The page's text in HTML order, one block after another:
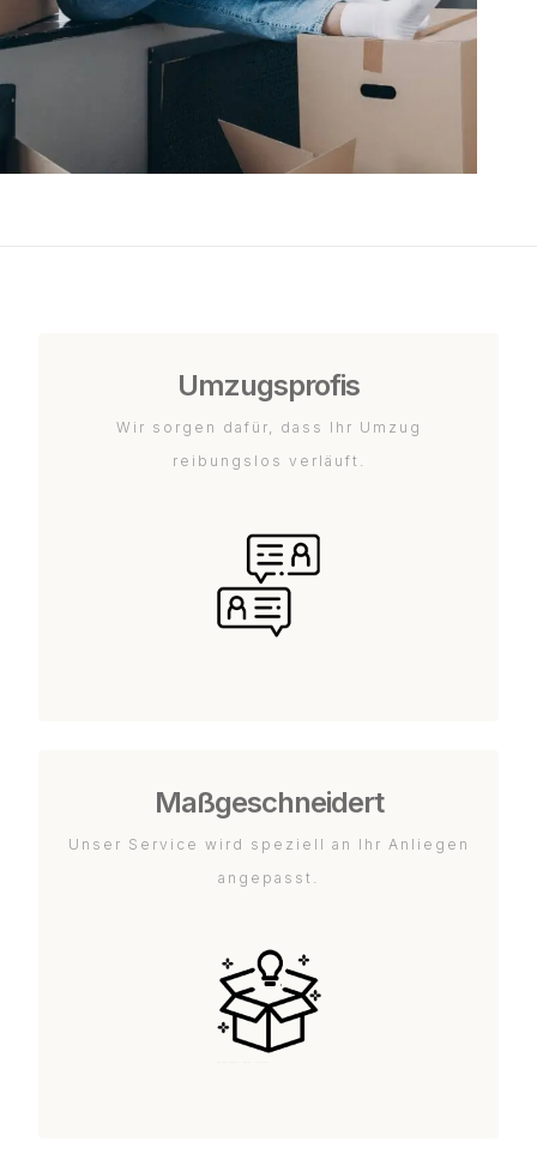
Umzugsprofis
Wir sorgen dafür, dass Ihr Umzug
reibungslos verläuft.
Maßgeschneidert
Unser Service wird speziell an Ihr Anliegen
angepasst.